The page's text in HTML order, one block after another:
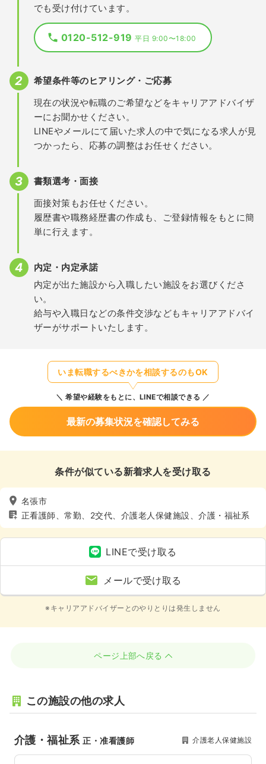
でも受け付けています。
0120-512-919平日 9:00〜18:00
希望条件等のヒアリング・ご応募
現在の状況や転職のご希望などをキャリアアドバイザ
ーにお聞かせください。
LINEやメールにて届いた求人の中で気になる求人が見
つかったら、応募の調整はお任せください。
書類選考・面接
面接対策もお任せください。
履歴書や職務経歴書の作成も、ご登録情報をもとに簡
単に行えます。
内定・内定承諾
内定が出た施設から入職したい施設をお選びくださ
い。
給与や入職日などの条件交渉などもキャリアアドバイ
ザーがサポートいたします。
いま転職するべきかを相談するのもOK
希望や経験をもとに、LINEで相談できる
最新の募集状況を確認してみる
条件が似ている新着求人を受け取る
名張市
正看護師、常勤、2交代、介護老人保健施設、介護・福祉系
LINEで受け取る
メールで受け取る
※キャリアアドバイザーとのやりとりは発生しません
ページ上部へ戻る
この施設の他の求人
介護・福祉系正・准看護師 介護老人保健施設